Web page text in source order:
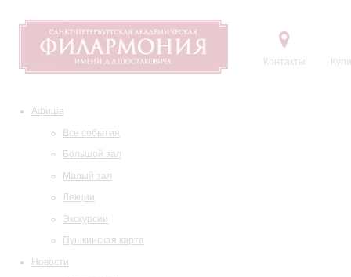
Контакты
Афиша
Все события
Большой зал
Малый зал
Лекции
Экскурсии
Пушкинская карта
Новости